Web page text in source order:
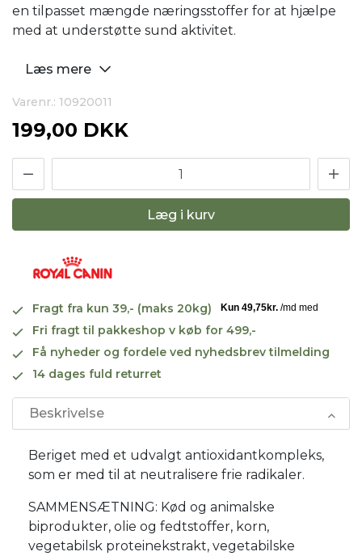
en tilpasset mængde næringsstoffer for at hjælpe
med at understøtte sund aktivitet.
Læs mere
Varenr.: 10920011
199,00 DKK
Læg i kurv
Fragt fra kun 39,- (maks 20kg)
Fri fragt til pakkeshop v køb for 499,-
Få nyheder og fordele ved nyhedsbrev tilmelding
14 dages fuld returret
Beskrivelse
Beriget med et udvalgt antioxidantkompleks,
som er med til at neutralisere frie radikaler.
SAMMENSÆTNING: Kød og animalske
biprodukter, olie og fedtstoffer, korn,
vegetabilsk proteinekstrakt, vegetabilske